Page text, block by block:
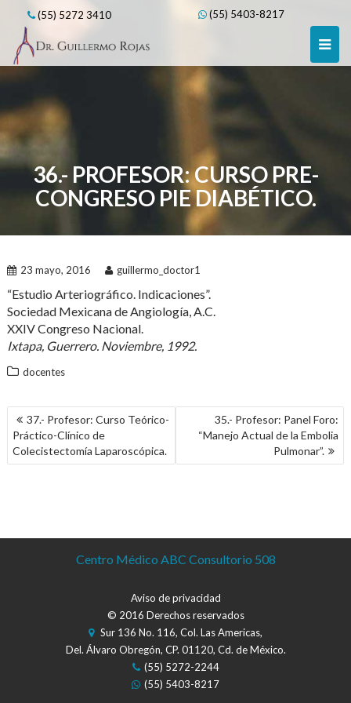
content
(55) 5272 3410 (55) 5403-8217
36.- PROFESOR: CURSO PRE-
CONGRESO PIE DIABÉTICO.
23 mayo, 2016 guillermo_doctor1
“Estudio Arteriográfico. Indicaciones”.
Sociedad Mexicana de Angiología, A.C.
XXIV Congreso Nacional.
Ixtapa, Guerrero. Noviembre, 1992.
docentes
NAVEGACIÓN
DE
ENTRADAS
37.- Profesor: Curso Teórico-
Práctico-Clínico de
Colecistectomía Laparoscópica.
35.- Profesor: Panel Foro:
“Manejo Actual de la Embolia
Pulmonar”.
Centro Médico ABC Consultorio 508
Aviso de privacidad
© 2016 Derechos reservados
Sur 136 No. 116, Col. Las Americas,
Del. Álvaro Obregón, CP. 01120, Cd. de México.
(55) 5272-2244
(55) 5403-8217